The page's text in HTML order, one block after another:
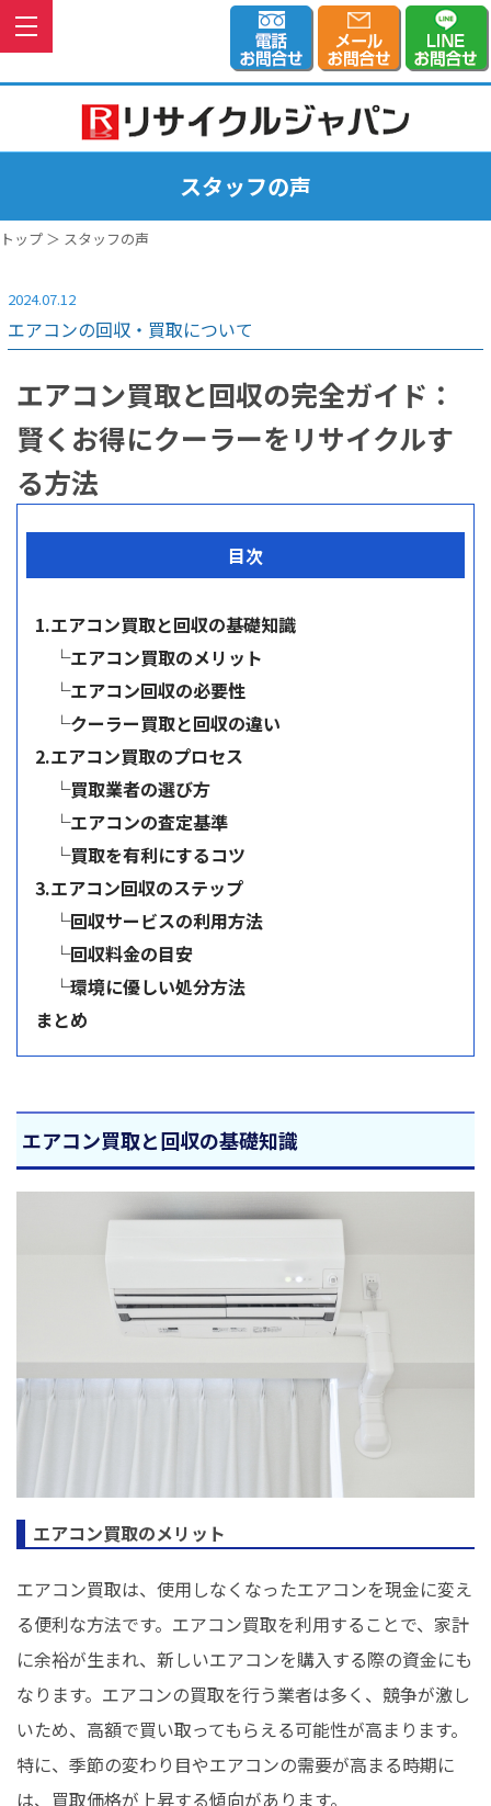
スタッフの声
トップ ＞ スタッフの声
2024.07.12
エアコンの回収・買取について
エアコン買取と回収の完全ガイド：
賢くお得にクーラーをリサイクルす
る方法
目次
1.エアコン買取と回収の基礎知識
└エアコン買取のメリット
└エアコン回収の必要性
└クーラー買取と回収の違い
2.エアコン買取のプロセス
└買取業者の選び方
└エアコンの査定基準
└買取を有利にするコツ
3.エアコン回収のステップ
└回収サービスの利用方法
└回収料金の目安
└環境に優しい処分方法
まとめ
エアコン買取と回収の基礎知識
エアコン買取のメリット
エアコン買取は、使用しなくなったエアコンを現金に変え
る便利な方法です。エアコン買取を利用することで、家計
に余裕が生まれ、新しいエアコンを購入する際の資金にも
なります。エアコンの買取を行う業者は多く、競争が激し
いため、高額で買い取ってもらえる可能性が高まります。
特に、季節の変わり目やエアコンの需要が高まる時期に
は、買取価格が上昇する傾向があります。